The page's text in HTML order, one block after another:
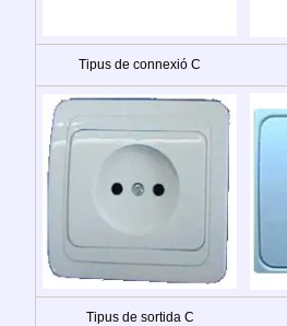
Tipus de connexió C
Tipus de sortida C